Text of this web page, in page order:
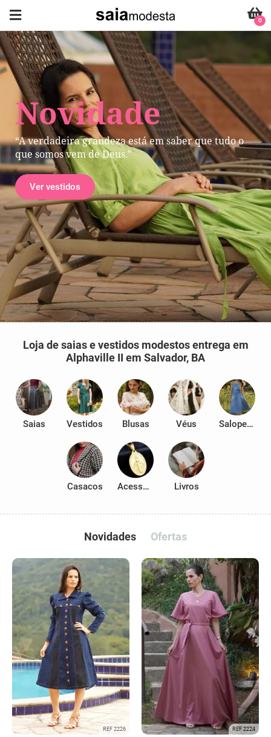
Novidade
“A verdadeira grandeza está em saber que tudo o
que somos vem de Deus."
Ver vestidos
0
Loja de saias e vestidos modestos entrega em
Alphaville II em Salvador, BA
Saias Vestidos Blusas Véus Salopetes
Casacos Acessórios Livros
Novidades Ofertas
REF 2226 REF 2224